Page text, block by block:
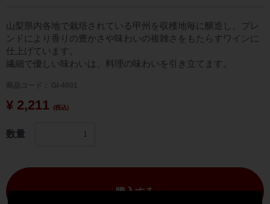
山梨県内各地で栽培されている甲州を収穫地毎に醸造し、ブレ
ンドにより香りの豊かさや味わいの複雑さをもたらすワインに
仕上げています。
繊細で優しい味わいは、料理の味わいを引き立てます。
¥ 2,211 (税込)
数量
購入する